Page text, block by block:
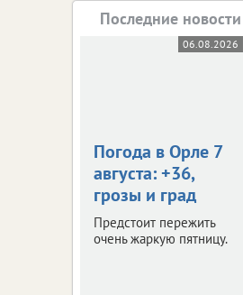
Последние новости
06.08.2026
Погода в Орле 7
августа: +36,
грозы и град
Предстоит пережить
очень жаркую пятницу.